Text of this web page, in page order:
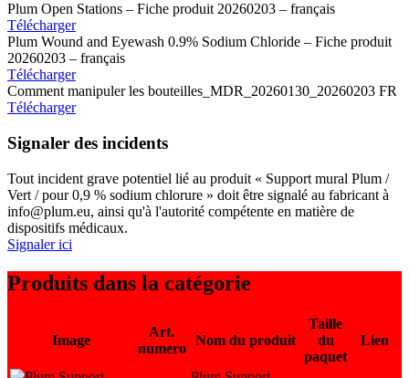
Plum Open Stations – Fiche produit 20260203 – français
Télécharger
Plum Wound and Eyewash 0.9% Sodium Chloride – Fiche produit
20260203 – français
Télécharger
Comment manipuler les bouteilles_MDR_20260130_20260203 FR
Télécharger
Signaler des incidents
Tout incident grave potentiel lié au produit « Support mural Plum /
Vert / pour 0,9 % sodium chlorure » doit être signalé au fabricant à
info@plum.eu, ainsi qu'à l'autorité compétente en matière de
dispositifs médicaux.
Signaler ici
Produits dans la catégorie
Image
Art.
numero
Nom du produit
Taille
du
paquet
Lien